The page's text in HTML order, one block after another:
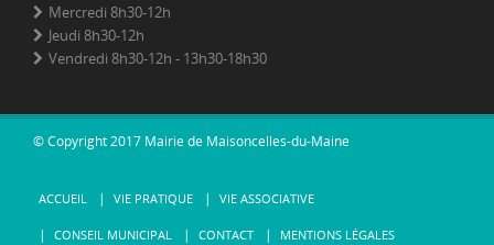
Mercredi 8h30-12h
Jeudi 8h30-12h
Vendredi 8h30-12h - 13h30-18h30
© Copyright 2017 Mairie de Maisoncelles-du-Maine
ACCUEIL VIE PRATIQUE VIE ASSOCIATIVE
CONSEIL MUNICIPAL CONTACT MENTIONS LÉGALES